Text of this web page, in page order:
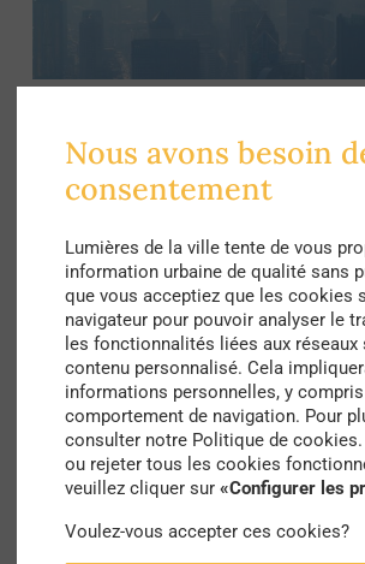
Pollution atmosphérique :
urbaine des villes remise en
La Rédaction
Archives, Ecologie
Nous avons besoin
consentement
Lumières de la ville tente de vous
information urbaine de qualité sans
que vous acceptiez que les cookies
navigateur pour pouvoir analyser le
les fonctionnalités liées aux
contenu personnalisé. Cela
informations personnelles, y
comportement de navigation. Pour
consulter notre Politique de
ou rejeter tous les cookies
veuillez cliquer sur«Configurer les
Voulez-vous accepter ces cookies?